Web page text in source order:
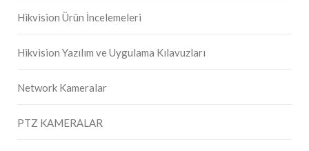
Hikvision Ürün İncelemeleri
Hikvision Yazılım ve Uygulama Kılavuzları
Network Kameralar
PTZ KAMERALAR